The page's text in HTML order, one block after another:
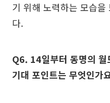
기 위해 노력하는 모습
다.
Q6. 14일부터 동명의 월
기대 포인트는 무엇인가